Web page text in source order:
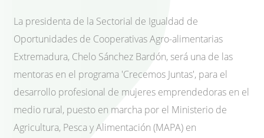
La presidenta de la Sectorial de Igualdad de
Oportunidades de Cooperativas Agro-alimentarias
Extremadura, Chelo Sánchez Bardón, será una de las
mentoras en el programa 'Crecemos Juntas', para el
desarrollo profesional de mujeres emprendedoras en el
medio rural, puesto en marcha por el Ministerio de
Agricultura, Pesca y Alimentación (MAPA) en